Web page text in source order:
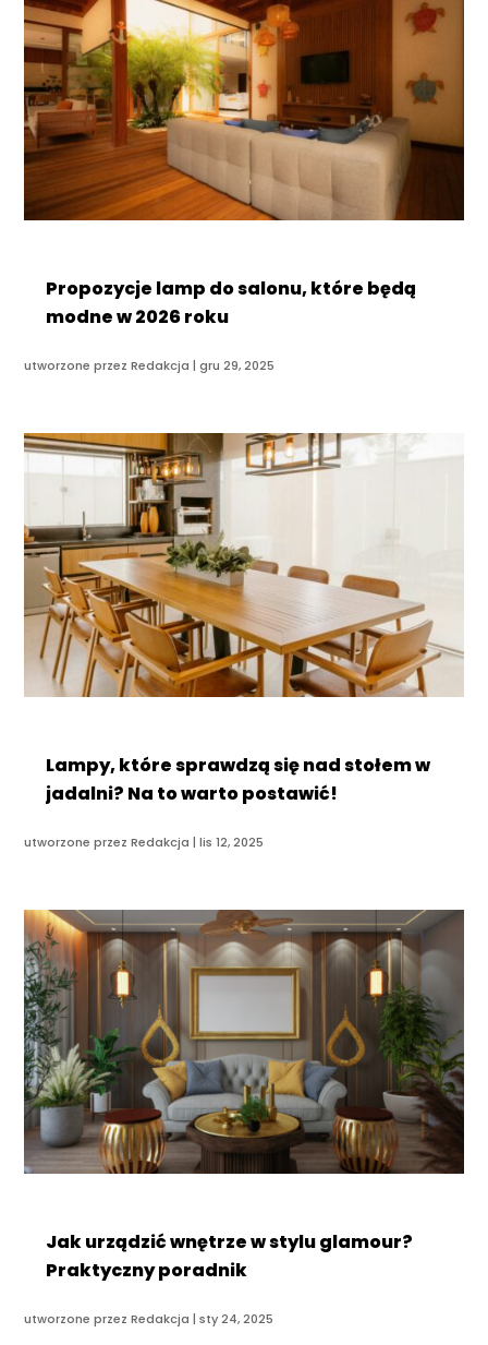
Propozycje lamp do salonu, które będą
modne w 2026 roku
utworzone przezRedakcja |gru 29, 2025
Lampy, które sprawdzą się nad stołem w
jadalni? Na to warto postawić!
utworzone przezRedakcja |lis 12, 2025
Jak urządzić wnętrze w stylu glamour?
Praktyczny poradnik
utworzone przezRedakcja |sty 24, 2025